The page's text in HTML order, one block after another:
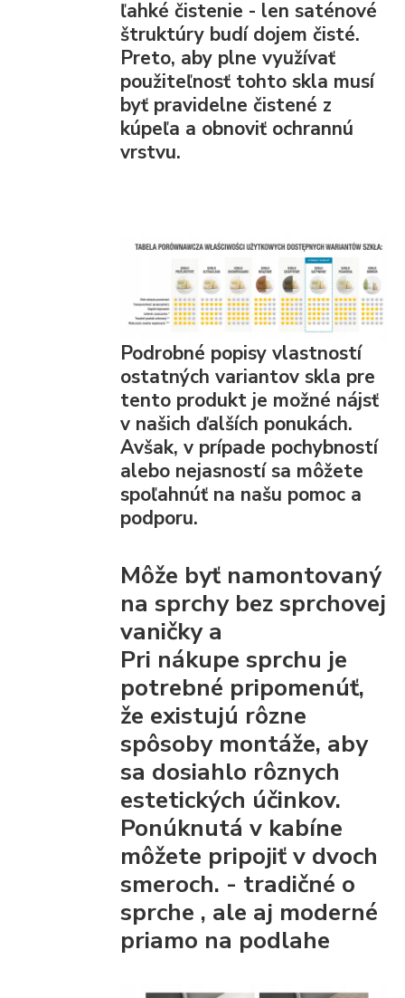
ľahké čistenie - len saténové
štruktúry budí dojem čisté.
Preto, aby plne využívať
použiteľnosť tohto skla musí
byť pravidelne čistené z
kúpeľa a obnoviť ochrannú
vrstvu.
Podrobné popisy vlastností
ostatných variantov skla pre
tento produkt je možné nájsť
v našich ďalších ponukách.
Avšak, v prípade pochybností
alebo nejasností sa môžete
spoľahnúť na našu pomoc a
podporu.
Môže byť namontovaný
na sprchy bez sprchovej
vaničky a
Pri nákupe sprchu je
potrebné pripomenúť,
že existujú rôzne
spôsoby montáže, aby
sa dosiahlo rôznych
estetických účinkov.
Ponúknutá v kabíne
môžete pripojiťv dvoch
smeroch. - tradičné o
sprche , ale aj moderné
priamo na podlahe